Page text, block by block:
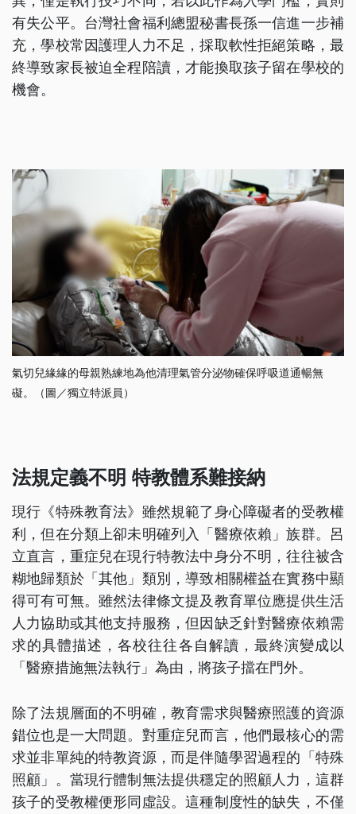
有失公平。台灣社會福利總盟秘書長孫一信進一步補
充，學校常因護理人力不足，採取軟性拒絕策略，最
終導致家長被迫全程陪讀，才能換取孩子留在學校的
機會。
氣切兒緣緣的母親熟練地為他清理氣管分泌物確保呼吸道通暢無
礙。（圖／獨立特派員）
法規定義不明 特教體系難接納
現行《特殊教育法》雖然規範了身心障礙者的受教權
利，但在分類上卻未明確列入「醫療依賴」族群。呂
立直言，重症兒在現行特教法中身分不明，往往被含
糊地歸類於「其他」類別，導致相關權益在實務中顯
得可有可無。雖然法律條文提及教育單位應提供生活
人力協助或其他支持服務，但因缺乏針對醫療依賴需
求的具體描述，各校往往各自解讀，最終演變成以
「醫療措施無法執行」為由，將孩子擋在門外。
除了法規層面的不明確，教育需求與醫療照護的資源
錯位也是一大問題。對重症兒而言，他們最核心的需
求並非單純的特教資源，而是伴隨學習過程的「特殊
照顧」。當現行體制無法提供穩定的照顧人力，這群
孩子的受教權便形同虛設。這種制度性的缺失，不僅